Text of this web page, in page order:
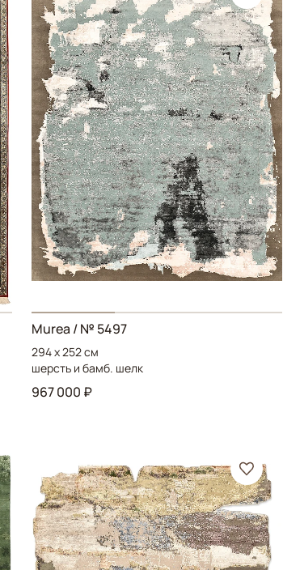
Murea / № 5497
294 x 252 см
шерсть и бамб. шелк
967 000 ₽